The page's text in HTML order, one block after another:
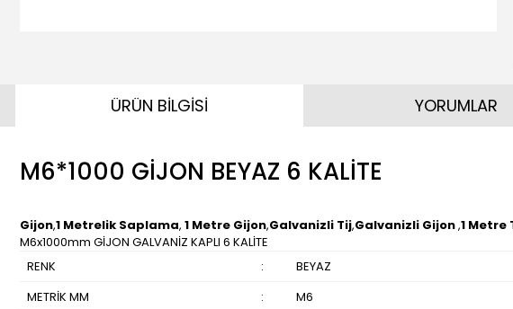
ÜRÜN BİLGİSİ
M6*1000 GİJON BEYAZ 6 KALİTE
Gijon,1 Metrelik Saplama, 1 Metre Gijon,Galvanizli Tij,Galvanizli Gijon,1 Metre
M6x1000mm GİJON GALVANİZ KAPLI 6 KALİTE
RENK
:
BEYAZ
METRİK MM
:
M6
YORUMLAR